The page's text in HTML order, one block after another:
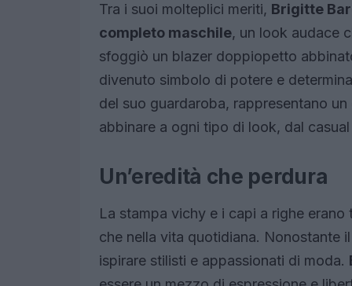
Tra i suoi molteplici meriti, Brigitte
completo maschile, un look audace
sfoggiò un blazer doppiopetto
divenuto simbolo di potere e
del suo guardaroba, rappresentano
abbinare a ogni tipo di look, dal
Un’eredità che perdura
La stampa vichy e i capi a righe
che nella vita quotidiana. Nonostante
ispirare stilisti e appassionati di moda.